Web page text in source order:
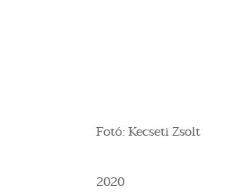
Fotó: Kecseti Zsolt
2020